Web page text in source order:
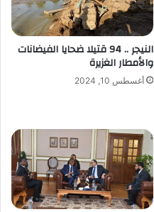
النيجر .. 94 قتيلا ضحايا الفيضانات
والأمطار الغزيرة
أغسطس 10, 2024